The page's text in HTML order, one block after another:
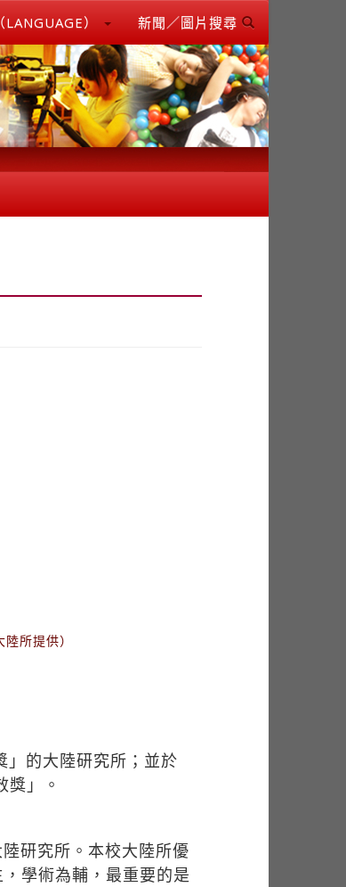
LANGUAGE） 新聞／圖片搜尋
所提供）
」的大陸研究所；並於
」。
研究所。本校大陸所優
學術為輔，最重要的是